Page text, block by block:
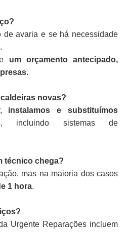
de avaria e se há necessidade
um orçamento antecipado,
novas?
instalamos e substituímos
, incluindo sistemas de
técnico chega?
mas na maioria dos casos
1 hora.
Urgente Reparações incluem